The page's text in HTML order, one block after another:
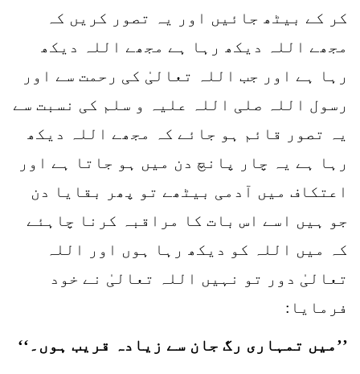
کر کے بیٹھ جائیں اور یہ تصور کریں کہ
مجھے اللہ دیکھ رہا ہے مجھے اللہ دیکھ
رہا ہے اور جب اللہ تعالیٰ کی رحمت سے اور
رسول اللہ صلی اللہ علیہ و سلم کی نسبت سے
یہ تصور قائم ہو جائے کہ مجھے اللہ دیکھ
رہا ہے یہ چار پانچ دن میں ہو جاتا ہے اور
اعتکاف میں آدمی بیٹھے تو پھر بقایا دن
جو ہیں اسے اس بات کا مراقبہ کرنا چاہئے
کہ میں اللہ کو دیکھ رہا ہوں اور اللہ
تعالیٰ دور تو نہیں اللہ تعالیٰ نے خود
فرمایا:
’’میں تمہاری رگ جان سے زیادہ قریب ہوں۔‘‘